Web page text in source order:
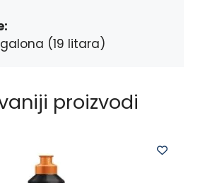
(19 litara)
proizvodi